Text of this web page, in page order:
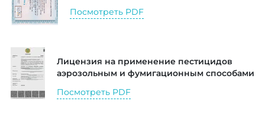
Посмотреть PDF
Лицензия на применение пестицидов
аэрозольным и фумигационным способами
Посмотреть PDF